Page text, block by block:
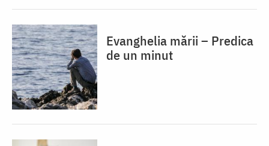
Evanghelia mării – Predica
de un minut